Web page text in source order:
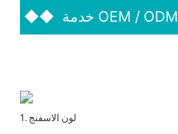
◆◆ خدمة OEM / ODM
1. لون الاسفنج